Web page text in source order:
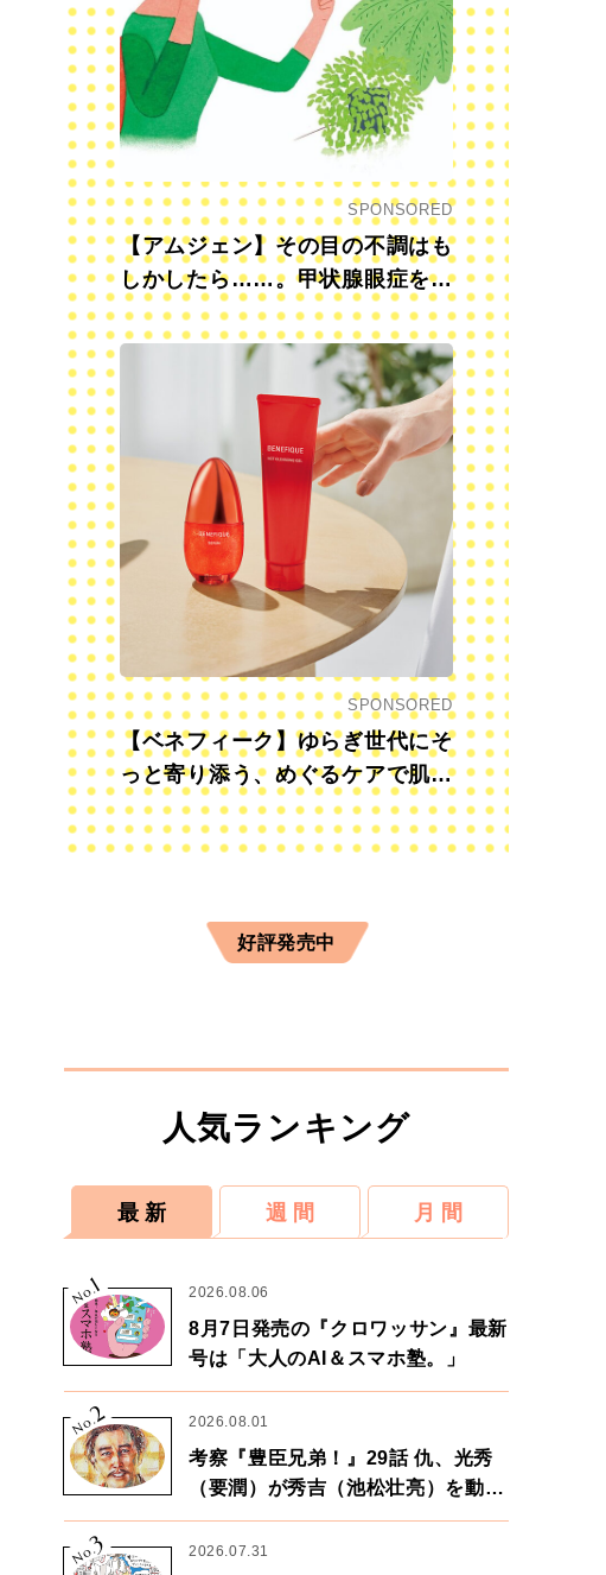
SPONSORED
【アムジェン】その目の不調はも
しかしたら……。甲状腺眼症を知
っていますか？
SPONSORED
【ベネフィーク】ゆらぎ世代にそ
っと寄り添う、めぐるケアで肌も
心も前向きに
好評発売中
人気ランキング
最 新 週 間 月 間
No.
1 2026.08.06
8月7日発売の『クロワッサン』最新
号は「大人のAI＆スマホ塾。」
No.2 2026.08.01
考察『豊臣兄弟！』29話 仇、光秀
（要潤）が秀吉（池松壮亮）を動か
す。天下に向けた兄弟の分岐点。
No.
3 2026.07.31